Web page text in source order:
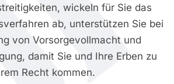
wickeln für Sie das
ab, unterstützen Sie bei
von Vorsorgevollmacht und
damit Sie und Ihre Erben zu
Recht kommen.